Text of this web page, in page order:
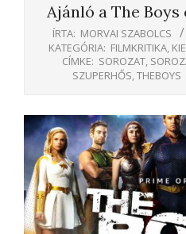
Ajánló a The
ÍRTA: MORVAI SZABOLCS
KATEGÓRIA: FILMKRITIKA,
CÍMKE: SOROZAT,
SZUPERHŐS,THEBOYS